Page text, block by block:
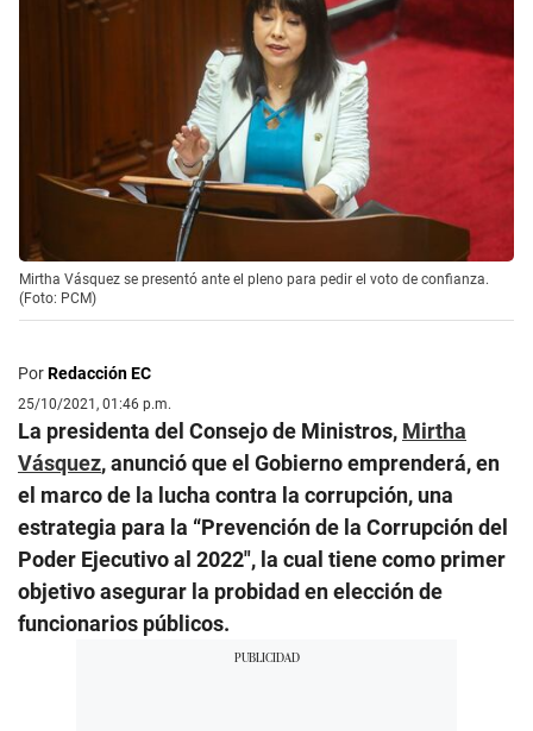
Mirtha Vásquez se presentó ante el pleno para pedir el voto de confianza.
(Foto: PCM)
PorRedacción EC
25/10/2021, 01:46 p.m.
La presidenta del Consejo de Ministros, Mirtha
Vásquez, anunció que el Gobierno emprenderá, en
el marco de la lucha contra la corrupción, una
estrategia para la “Prevención de la Corrupción del
Poder Ejecutivo al 2022″, la cual tiene como primer
objetivo asegurar la probidad en elección de
funcionarios públicos.